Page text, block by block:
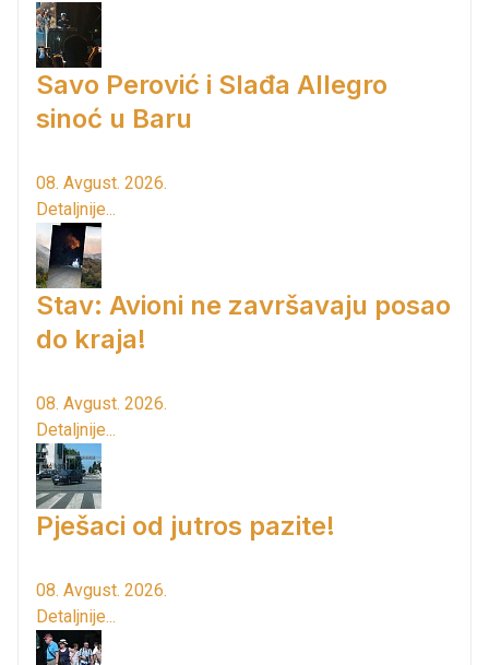
Savo Perović i Slađa Allegro
sinoć u Baru
08. Avgust. 2026.
Detaljnije...
Stav: Avioni ne završavaju posao
do kraja!
08. Avgust. 2026.
Detaljnije...
Pješaci od jutros pazite!
08. Avgust. 2026.
Detaljnije...